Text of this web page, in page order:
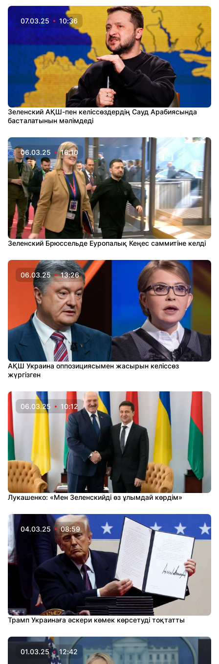
07.03.25 10:36
Зеленский АҚШ-пен келіссөздердің Сауд Арабиясында
басталатынын мәлімдеді
06.03.25 16:10
Зеленский Брюссельде Еуропалық Кеңес саммитіне келді
06.03.25 13:26
АҚШ Украина оппозициясымен жасырын келіссөз
жүргізген
06.03.25 10:12
Лукашенко: «Мен Зеленскийді өз ұлымдай көрдім»
04.03.25 08:59
Трамп Украинаға әскери көмек көрсетуді тоқтатты
01.03.25 12:42